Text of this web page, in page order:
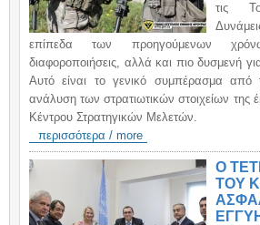
τις
επίπεδα των προηγούμενων
διαφοροποιήσεις, αλλά και πιο δυσμενή
Αυτό είναι το γενικό συμπέρασμα από
ανάλυση των στρατιωτικών στοιχείων της
Κέντρου Στρατηγικών Μελετών.
περισσότερα / more
Ο
ΤΟΥ